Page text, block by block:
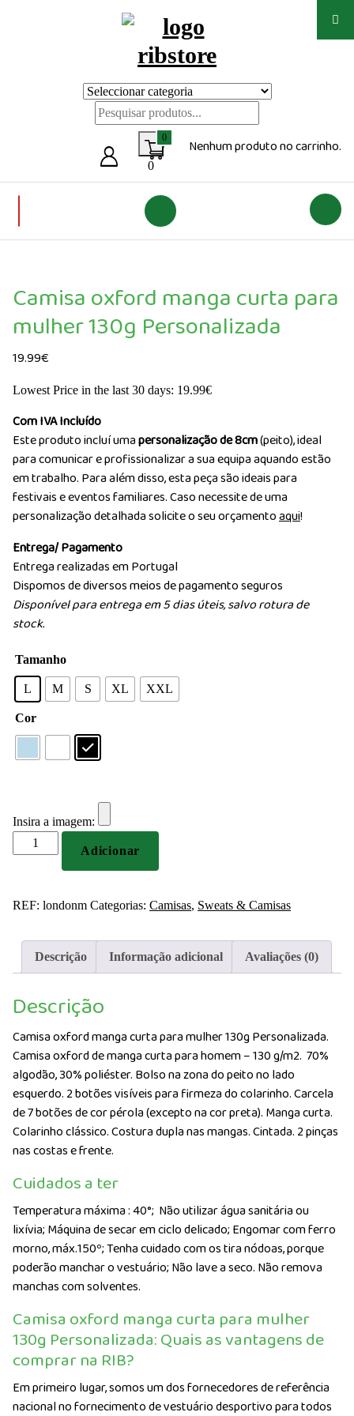
0
0
Nenhum produto no carrinho.
Camisa oxford manga curta para
mulher 130g Personalizada
19.99€
Lowest Price in the last 30 days: 19.99€
Com IVA Incluído
Este produto incluí umapersonalização de 8cm(peito), ideal
para comunicar e profissionalizar a sua equipa aquando estão
em trabalho. Para além disso, esta peça são ideais para
festivais e eventos familiares. Caso necessite de uma
personalização detalhada solicite o seu orçamentoaqui!
Entrega/ Pagamento
Entrega realizadas em Portugal
Dispomos de diversos meios de pagamento seguros
Disponível para entrega em 5 dias úteis, salvo rotura de
stock.
Tamanho
L M S XL XXL
Cor
Insira a imagem:
Quantidade
de
mulher
Personalizada
Adicionar
REF: londonm Categorias: Camisas, Sweats & Camisas
Descrição Informação adicional Avaliações (0)
Descrição
Camisa oxford manga curta para mulher 130g Personalizada.
Camisa oxford de manga curta para homem – 130 g/m2. 70%
algodão, 30% poliéster. Bolso na zona do peito no lado
esquerdo. 2 botões visíveis para firmeza do colarinho. Carcela
de 7 botões de cor pérola (excepto na cor preta). Manga curta.
Colarinho clássico. Costura dupla nas mangas. Cintada. 2 pinças
nas costas e frente.
Cuidados a ter
Temperatura máxima : 40°; Não utilizar água sanitária ou
lixívia; Máquina de secar em ciclo delicado; Engomar com ferro
morno, máx.150º; Tenha cuidado com os tira nódoas, porque
poderão manchar o vestuário; Não lave a seco. Não remova
manchas com solventes.
Camisa oxford manga curta para mulher
130g Personalizada: Quais as vantagens de
comprar na RIB?
Em primeiro lugar, somos um dos fornecedores de referência
nacional no fornecimento de vestuário desportivo para todos